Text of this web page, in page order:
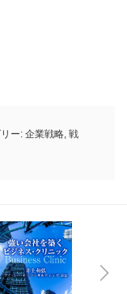
ー: 企業戦略, 戦